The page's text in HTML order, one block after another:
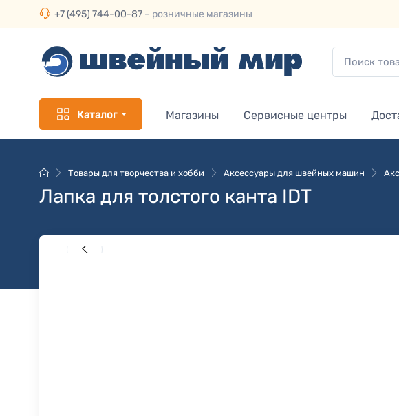
+7 (495) 744-00-87 – розничные магазины
Каталог Магазины Сервисные центры
Товары для творчества и хобби Аксессуары для швейных машин
Лапка для толстого канта IDT